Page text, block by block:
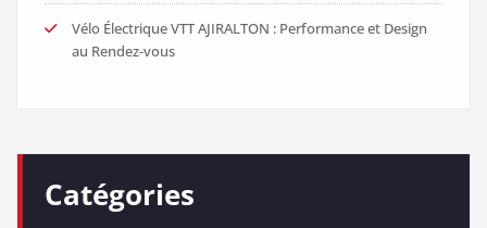
Vélo Électrique VTT AJIRALTON : Performance et Design
au Rendez-vous
Catégories